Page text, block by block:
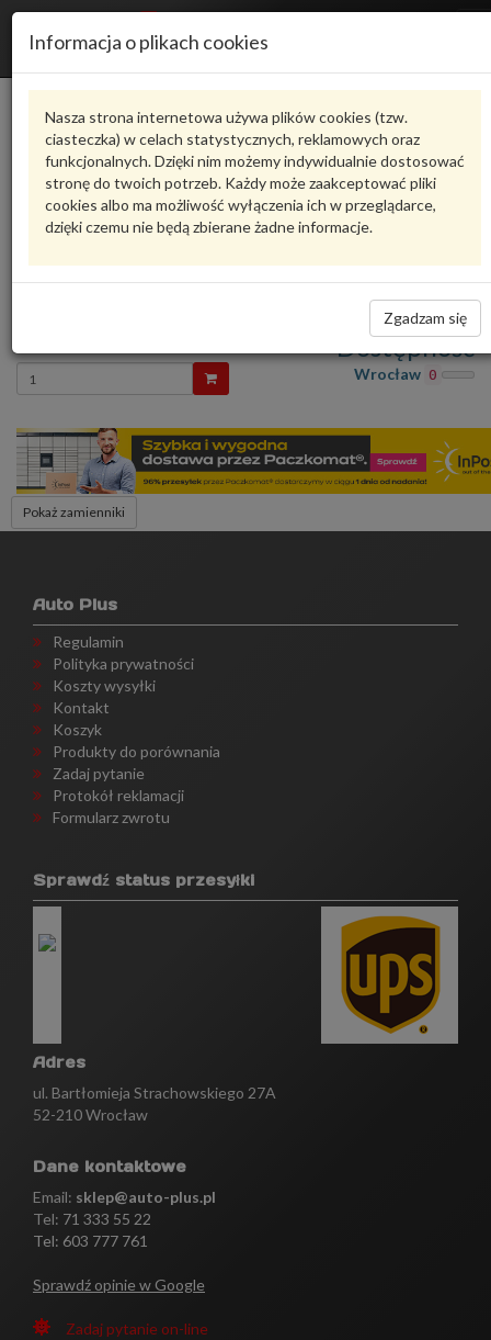
Informacja o plikach cookies
Nasza strona internetowa używa plików cookies (tzw.
ciasteczka) w celach statystycznych, reklamowych oraz
funkcjonalnych. Dzięki nim możemy indywidualnie dostosować
stronę do twoich potrzeb. Każdy może zaakceptować pliki
cookies albo ma możliwość wyłączenia ich w przeglądarce,
dzięki czemu nie będą zbierane żadne informacje.
Zgadzam się
Karta produktu
8D5807521AA3FZVAG
VAG - produkt oryginalny VW AUDI SEAT SKODA
Spojler czarny 8D5807521AA3FZ VAG
Wprowadź
ilość
Dostępność
Wrocław 0
Pokaż zamienniki
Auto Plus
Regulamin
Polityka prywatności
Koszty wysyłki
Kontakt
Koszyk
Produkty do porównania
Zadaj pytanie
Protokół reklamacji
Formularz zwrotu
Sprawdź status przesyłki
Adres
ul. Bartłomieja Strachowskiego 27A
52-210 Wrocław
Dane kontaktowe
Email: sklep@auto-plus.pl
Tel: 71 333 55 22
Tel: 603 777 761
Sprawdź opinie w Google
Zadaj pytanie on-line